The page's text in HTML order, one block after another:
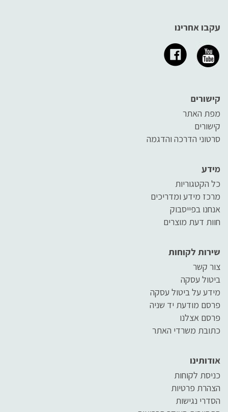
עקבו אחרינו
קישורים
מפת האתר
קישורים
סרטוני הדרכה והדגמה
מידע
כל הקטגוריות
מרכז מידע ומדריכים
אנחנו בפייסבוק
חוות דעת מוצרים
שירות לקוחות
צור קשר
ביטול עסקה
מידע על ביטול עסקה
פרסם מודעת יד שניה
פרסם אצלנו
כתובת משרדי האתר
אודותינו
כניסת לקוחות
הצהרת פרטיות
הסדרי נגישות